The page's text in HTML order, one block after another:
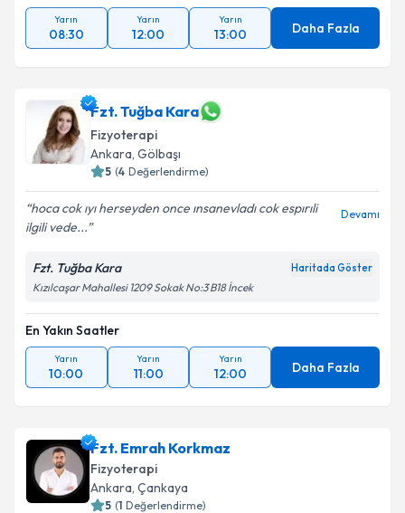
Yarın
08:30
Yarın
12:00
Yarın
13:00 Daha Fazla
Fzt. Tuğba Kara
Fizyoterapi
Ankara, Gölbaşı
5 (4 Değerlendirme)
hoca cok ıyı herseyden once ınsanevladı cok espırıli
ilgili vede...
Devamı
Fzt. Tuğba Kara Haritada Göster
Kızılcaşar Mahallesi 1209 Sokak No:3 B18 İncek
En Yakın Saatler
Yarın
10:00
Yarın
11:00
Yarın
12:00 Daha Fazla
Fzt. Emrah Korkmaz
Fizyoterapi
Ankara, Çankaya
5 (1 Değerlendirme)